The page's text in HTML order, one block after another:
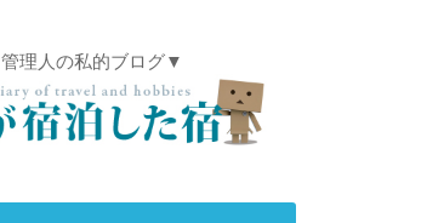
管理人の私的ブログ▼